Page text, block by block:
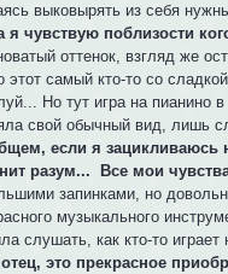
выковырять из себя
я чувствую поблизости
оттенок, взгляд же
этот самый кто-то со
Но тут игра на пианино
свой обычный вид, лишь
если я зацикливаюсь
разум... Все мои
запинками, но
музыкального
слушать, как кто-то
это прекрасное